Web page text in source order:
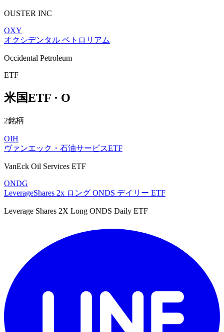
OUSTER INC
OXY
オクシデンタル ペトロリアム
Occidental Petroleum
ETF
米国ETF · O
2銘柄
OIH
ヴァンエック・石油サービスETF
VanEck Oil Services ETF
ONDG
LeverageShares 2x ロング ONDS デイリー ETF
Leverage Shares 2X Long ONDS Daily ETF